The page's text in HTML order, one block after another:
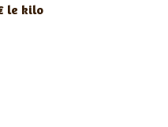
le kilo